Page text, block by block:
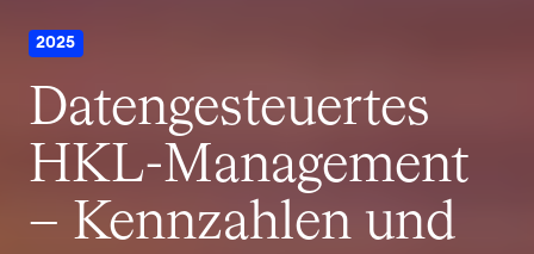
2025
Datengesteuertes
HKL-Management
– Kennzahlen und